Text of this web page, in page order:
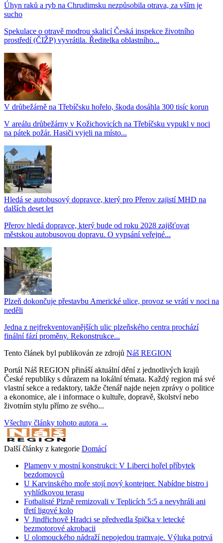
Úhyn raků a ryb na Chrudimsku nezpůsobila otrava, za vším je
sucho
Spekulace o otravě modrou skalicí Česká inspekce životního
prostředí (ČIŽP) vyvrátila. Ředitelka oblastního...
V drůbežárně na Třebíčsku hořelo, škoda dosáhla 300 tisíc korun
V areálu drůbežárny v Kožichovicích na Třebíčsku vypukl v noci
na pátek požár. Hasiči vyjeli na místo...
Hledá se autobusový dopravce, který pro Přerov zajistí MHD na
dalších deset let
Přerov hledá dopravce, který bude od roku 2028 zajišťovat
městskou autobusovou dopravu. O vypsání veřejné...
Plzeň dokončuje přestavbu Americké ulice, provoz se vrátí v noci na
neděli
Jedna z nejfrekventovanějších ulic plzeňského centra prochází
finální fází proměny. Rekonstrukce...
Tento článek byl publikován ze zdrojů Náš REGION
Portál Náš REGION přináší aktuální dění z jednotlivých krajů
České republiky s důrazem na lokální témata. Každý region má své
vlastní sekce a redaktory, takže čtenář najde nejen zprávy o politice
a ekonomice, ale i informace o kultuře, dopravě, školství nebo
životním stylu přímo ze svého...
Všechny články tohoto autora →
Další články z kategorie Domácí
Plameny v mostní konstrukci: V Liberci hořel příbytek
bezdomovců
U Karvinského moře stojí nový kontejner. Nabídne bistro i
vyhlídkovou terasu
Fotbalisté Plzně remizovali v Teplicích 5:5 a nevyhráli ani
třetí ligové kolo
V Jindřichově Hradci se předvedla špička v letecké
bezmotorové akrobacii
U olomouckého nádraží nepojedou tramvaje. Výluka potrvá